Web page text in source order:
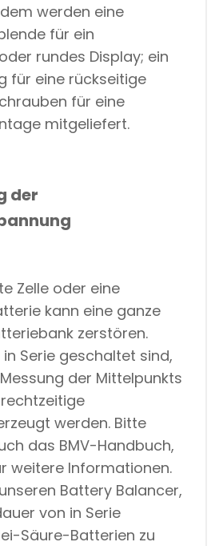
werden eine
für ein
rundes Display; ein
für eine rückseitige
für eine
mitgeliefert.
der
Zelle oder eine
kann eine ganze
zerstören.
Serie geschaltet sind,
der Mittelpunkts
werden. Bitte
das BMV-Handbuch,
weitere Informationen.
Battery Balancer,
von in Serie
Säure-Batterien zu